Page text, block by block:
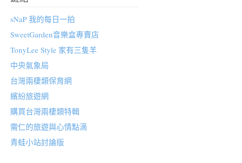
sNaP 我的每日一拍
SweetGarden音樂盒專賣店
TonyLee Style 家有三隻羊
中央氣象局
台灣兩棲類保育網
繽紛旅遊網
購買台灣兩棲類特輯
需仁的旅遊與心情點滴
青蛙小站討論版